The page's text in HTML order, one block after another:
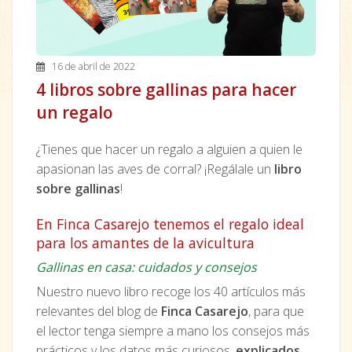
16 de abril de 2022
4 libros sobre gallinas para hacer
un regalo
¿Tienes que hacer un regalo a alguien a quien le
apasionan las aves de corral? ¡Regálale un libro
sobre gallinas!
En Finca Casarejo tenemos el regalo ideal
para los amantes de la avicultura
Gallinas en casa: cuidados y consejos
Nuestro nuevo libro recoge los 40 artículos más
relevantes del blog de Finca Casarejo, para que
el lector tenga siempre a mano los consejos más